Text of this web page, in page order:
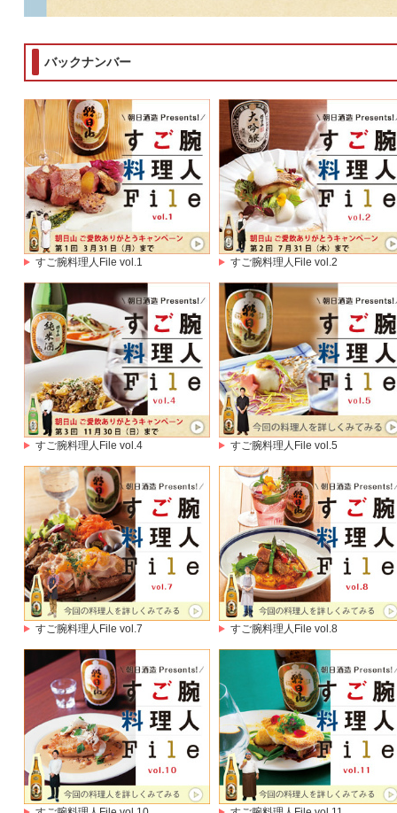
バックナンバー
すご腕料理人File vol.1 すご腕料理人File vol.2
すご腕料理人File vol.4 すご腕料理人File vol.5
すご腕料理人File vol.7 すご腕料理人File vol.8